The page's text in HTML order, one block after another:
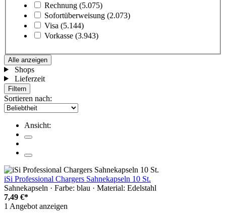
Rechnung (5.075)
Sofortüberweisung (2.073)
Visa (5.144)
Vorkasse (3.943)
Alle anzeigen
Shops
Lieferzeit
Filtern
Sortieren nach:
Ansicht:
iSi Professional Chargers Sahnekapseln 10 St.
Sahnekapseln · Farbe: blau · Material: Edelstahl
7,49 €*
1 Angebot anzeigen